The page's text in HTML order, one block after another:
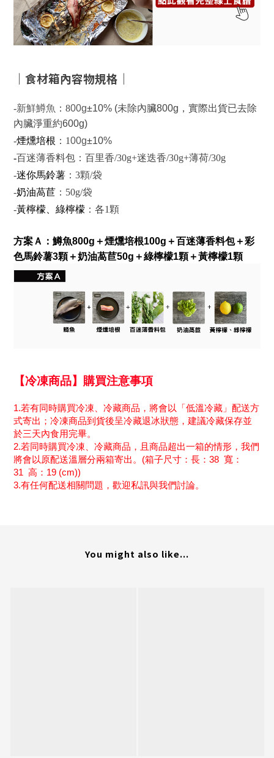
｜食材箱內容物規格｜
-新鮮鱒魚 ：800g±10% (未除內臟800g，實際出貨已去除
內臟淨重約600g)
-煙燻培根 ：100g±10%
-百迷薄香料包： 百里香/30g+迷迭香/30g+薄荷/30g
-迷你馬鈴薯 ：3顆/袋
-奶油萵苣 ：50g/袋
-黃檸檬、綠檸檬 ：各1顆
方案Ａ： 鱒魚800g＋煙燻培根100g＋百迷薄香料包＋彩
色馬鈴薯3顆＋奶油萵苣50g＋綠檸檬1顆＋黃檸檬1顆
【冷凍商品】購買注意事項
1.若有同時購買冷凍、冷藏商品，將會以「低溫冷藏」配送方
式寄出；冷凍商品到貨後呈冷藏退冰狀態，建議冷藏保存並
於三天內食用完畢。
2.若同時購買冷凍、冷藏商品，且商品超出一箱的情形，我們
將會以原配送溫層分兩箱寄出。 (箱子尺寸：長： 38 寬：
31 高： 19 (cm))
3.有任何配送相關問題，歡迎私訊與我們討論。
You might also like...